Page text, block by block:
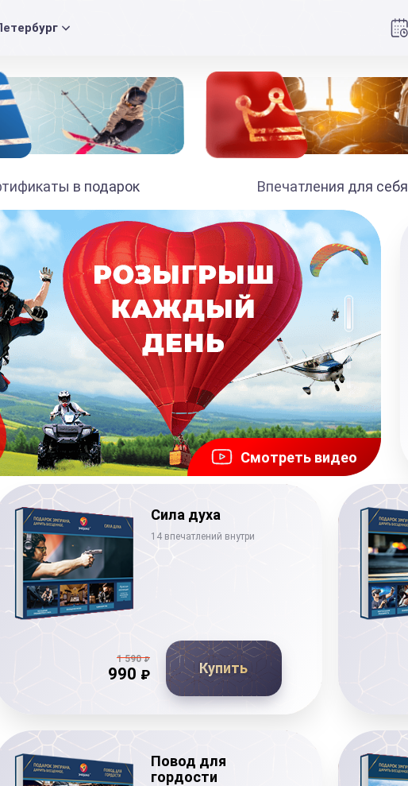
в подарок Впечатления для себя
Смотреть видео
Сила духа
14 впечатлений внутри
1 590₽
990 ₽ Купить
Повод для
гордости